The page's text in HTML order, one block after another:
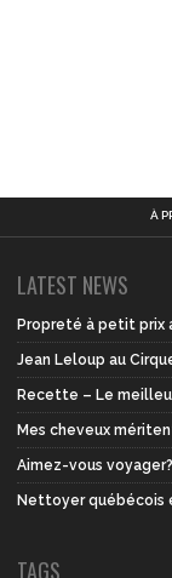
À
LATEST NEWS
Propreté à petit prix
Jean Leloup au
Recette – Le
Mes cheveux
Aimez-vous voyager?
Nettoyer québécois
TAGS